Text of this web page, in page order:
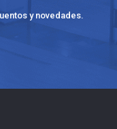
y novedades.